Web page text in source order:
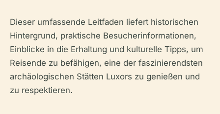
Dieser umfassende Leitfaden liefert historischen
Hintergrund, praktische Besucherinformationen,
Einblicke in die Erhaltung und kulturelle Tipps, um
Reisende zu befähigen, eine der faszinierendsten
archäologischen Stätten Luxors zu genießen und
zu respektieren.